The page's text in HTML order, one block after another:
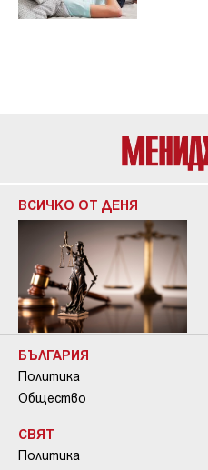
ВСИЧКО ОТ ДЕНЯ
БЪЛГАРИЯ
Политика
Общество
СВЯТ
Политика